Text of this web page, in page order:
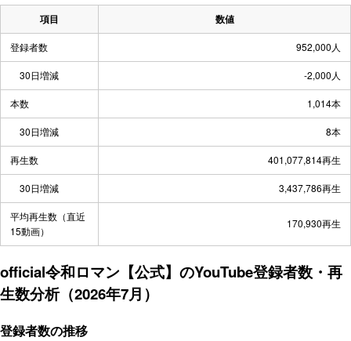
項目 数値
登録者数 952,000人
30日増減 -2,000人
本数 1,014本
30日増減 8本
再生数 401,077,814再生
30日増減 3,437,786再生
平均再生数（直近
15動画）
170,930再生
official令和ロマン【公式】のYouTube登録者数・再
生数分析（2026年7月）
登録者数の推移